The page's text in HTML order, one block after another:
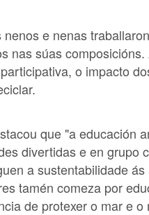
e nenas
nas súas
o impacto
que "a educación
divertidas e en grupo
a sustentabilidade
tamén comeza por
de protexer o mar e